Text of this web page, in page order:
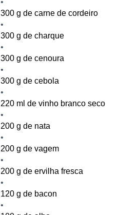
300 g de carne de cordeiro
300 g de charque
300 g de cenoura
300 g de cebola
220 ml de vinho branco seco
200 g de nata
200 g de vagem
200 g de ervilha fresca
120 g de bacon